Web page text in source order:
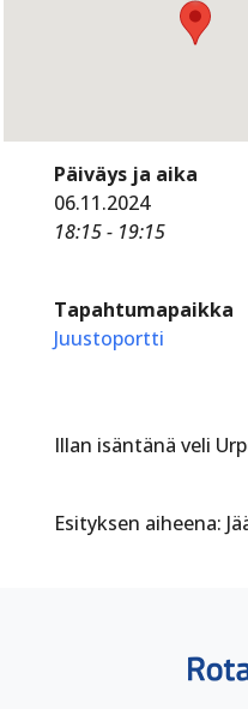
Päiväys ja aika
06.11.2024
18:15 - 19:15
Tapahtumapaikka
Juustoportti
Illan isäntänä veli
Esityksen aiheena: